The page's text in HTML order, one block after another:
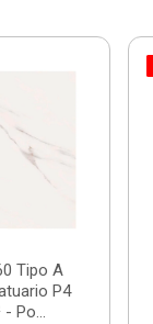
Tipo A
P4
- Po...